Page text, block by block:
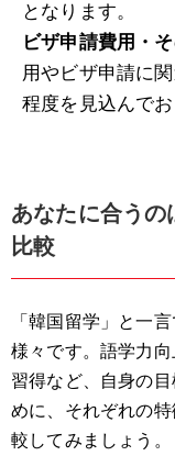
となります。
ビザ申請費用・
用やビザ申請に
程度を見込んで
あなたに合うの
比較
「韓国留学」と一
様々です。語学力
習得など、自身の
めに、それぞれの
較してみましょう。